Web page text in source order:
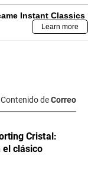
Contenido deCorreo
Cristal:
clásico